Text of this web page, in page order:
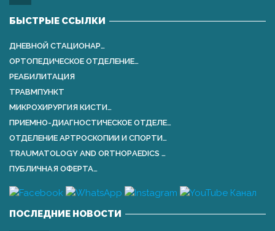
БЫСТРЫЕ ССЫЛКИ
ДНЕВНОЙ СТАЦИОНАР…
ОРТОПЕДИЧЕСКОЕ ОТДЕЛЕНИЕ…
РЕАБИЛИТАЦИЯ
ТРАВМПУНКТ
МИКРОХИРУРГИЯ КИСТИ…
ПРИЕМНО-ДИАГНОСТИЧЕСКОЕ ОТДЕЛЕ…
ОТДЕЛЕНИЕ АРТРОСКОПИИ И СПОРТИ…
TRAUMATOLOGY AND ORTHOPАEDICS …
ПУБЛИЧНАЯ ОФЕРТА…
ПОСЛЕДНИЕ НОВОСТИ